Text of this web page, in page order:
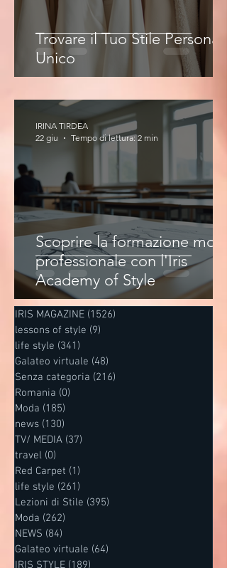
Trovare il Tuo Stile Personale
Unico
Scoprire la formazione moda
professionale con l'Iris
Academy of Style
IRINA TIRDEA
22 giu
Tempo di lettura: 2 min
IRIS MAGAZINE (1526)
lessons of style (9)
life style (341)
Galateo virtuale (48)
Senza categoria (216)
Romania (0)
Moda (185)
news (130)
TV/ MEDIA (37)
travel (0)
Red Carpet (1)
life style (261)
Lezioni di Stile (395)
Moda (262)
NEWS (84)
Galateo virtuale (64)
IRIS STYLE (189)